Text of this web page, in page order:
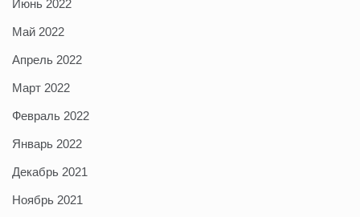
Июнь 2022
Май 2022
Апрель 2022
Март 2022
Февраль 2022
Январь 2022
Декабрь 2021
Ноябрь 2021